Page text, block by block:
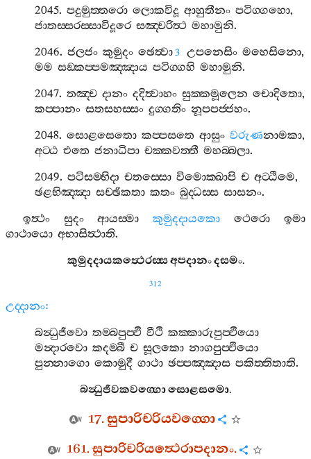
2045.පදුමුත‍්තරො ලොකවිදූ ආහුතීනං පටිග‍්ගහො,
ජාතස‍්සරස‍්සාවිදූරෙ සඤ‍්චරිත්‍ථ මහාමුනි.
2046.ජලජං කුමුදං ඡෙත්‍වා3 උපනෙසිං මහෙසිනො,
මම සඞ‍්කප‍්පමඤ‍්ඤාය පටිග‍්ගහි මහාමුනි.
2047.තඤ‍්ච දානං දදිත්‍වාහං සුක‍්කමූලෙන චොදිතො,
කප‍්පානං සතසහස‍්සං දුග‍්ගතිං නූපපජ‍්ජහං.
2048.සොළසෙතො කප‍්පසතෙ ආසුං වරුණනාමකා,
අට‍්ඨ එතෙ ජනාධිපා චක‍්කවත‍්තී මහබ‍්බලා.
2049.පටිසම‍්භිදා චතස‍්සො විමොක‍්ඛාපි ච අට‍්ඨිමෙ,
ඡළභිඤ‍්ඤා සච‍්ඡිකතා කතං බුද‍්ධස‍්ස සාසනං.
ඉත්‍ථං
සුදං ආයස‍්මා කුමුදදායකො ථෙරො
ඉමා
ගාථායො අභාසිත්‍ථාති.
කුමුදදායකත්‍ථෙරස‍්සඅපදානංදසමං.
312
උද‍්දානං:
බන්‍ධුජීවො තම‍්බපුප‍්ඵි වීථි කක‍්කාරුපුප‍්ඵියො
මන්‍දාරවො කදම‍්බී ච සූලකො නාගපුප‍්ඵියො
පුන‍්නාගො කොමුදී ගාථා ඡප‍්පඤ‍්ඤාස පකිත‍්තිතාති.
බන්‍ධුජීවකවග‍්ගොසොළසමො.
17.සුපාරිචරියවග‍්ගො
161.සුපාරිචරියත්‍ථෙරාපදානං.